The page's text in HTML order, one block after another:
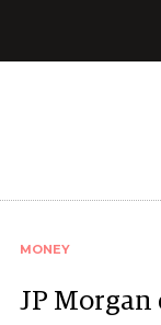
MONEY
JP Morgan